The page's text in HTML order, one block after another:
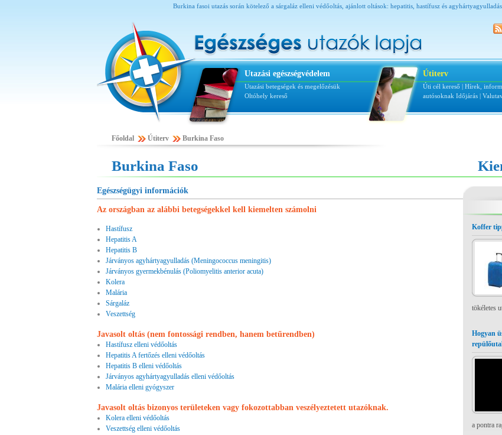
Burkina fasoi utazás során kötelező a sárgaláz elleni védőoltás, ajánlott oltások: hepatitis, hastífusz és
Utazási egészségvédelem
Utazási betegségek és megelőzésük
Oltóhely kereső
Útiterv
Úti cél kereső | Hírek,
autósoknak Időjárás |
Főoldal Útiterv Burkina Faso
Burkina Faso
Egészségügyi információk
Az országban az alábbi betegségekkel kell kiemelten számolni
Hastífusz
Hepatitis A
Hepatitis B
Járványos agyhártyagyulladás (Meningococcus meningitis)
Járványos gyermekbénulás (Poliomyelitis anterior acuta)
Kolera
Malária
Sárgaláz
Veszettség
Javasolt oltás (nem fontossági rendben, hanem betűrendben)
Hastífusz elleni védőoltás
Hepatitis A fertőzés elleni védőoltás
Hepatitis B elleni védőoltás
Járványos agyhártyagyulladás elleni védőoltás
Malária elleni gyógyszer
Javasolt oltás bizonyos területeken vagy fokozottabban veszélyeztetett utazóknak.
Kolera elleni védőoltás
Veszettség elleni védőoltás
Koffer
tökéletes
Hogyan
a pontra